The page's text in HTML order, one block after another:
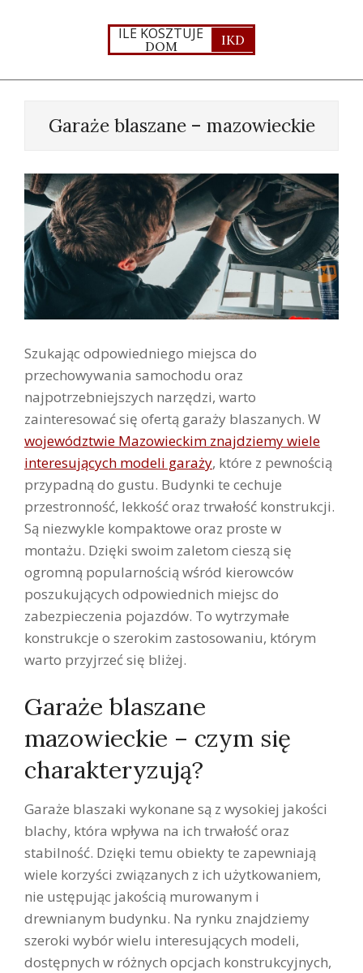
ILE KOSZTUJE
DOM IKD
Garaże blaszane – mazowieckie
Szukając odpowiedniego miejsca do
przechowywania samochodu oraz
najpotrzebniejszych narzędzi, warto
zainteresować się ofertą garaży blaszanych. W
województwie Mazowieckim znajdziemy wiele
interesujących modeli garaży, które z pewnością
przypadną do gustu. Budynki te cechuje
przestronność, lekkość oraz trwałość konstrukcji.
Są niezwykle kompaktowe oraz proste w
montażu. Dzięki swoim zaletom cieszą się
ogromną popularnością wśród kierowców
poszukujących odpowiednich miejsc do
zabezpieczenia pojazdów. To wytrzymałe
konstrukcje o szerokim zastosowaniu, którym
warto przyjrzeć się bliżej.
Garaże blaszane
mazowieckie – czym się
charakteryzują?
Garaże blaszaki wykonane są z wysokiej jakości
blachy, która wpływa na ich trwałość oraz
stabilność. Dzięki temu obiekty te zapewniają
wiele korzyści związanych z ich użytkowaniem,
nie ustępując jakością murowanym i
drewnianym budynku. Na rynku znajdziemy
szeroki wybór wielu interesujących modeli,
dostępnych w różnych opcjach konstrukcyjnych,